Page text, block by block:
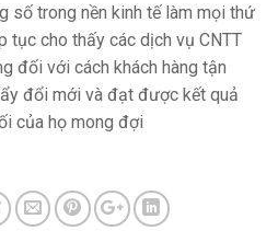
số trong nền kinh tế làm mọi thứ
tục cho thấy các dịch vụ CNTT
đối với cách khách hàng tận
đổi mới và đạt được kết quả
của họ mong đợi